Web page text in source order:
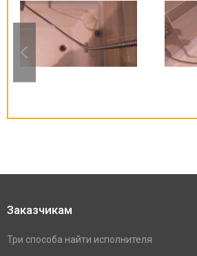
Заказчикам
Три способа найти исполнителя